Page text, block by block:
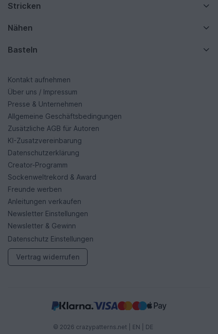
Stricken
Nähen
Basteln
Kontakt aufnehmen
Über uns / Impressum
Presse & Unternehmen
Allgemeine Geschäftsbedingungen
Zusätzliche AGB für Autoren
KI-Zusatzvereinbarung
Datenschutzerklärung
Creator-Programm
Sockenweltrekord & Award
Freunde werben
Anleitungen verkaufen
Newsletter Einstellungen
Newsletter & Gewinn
Datenschutz Einstellungen
Vertrag widerrufen
© 2026 crazypatterns.net | EN DE